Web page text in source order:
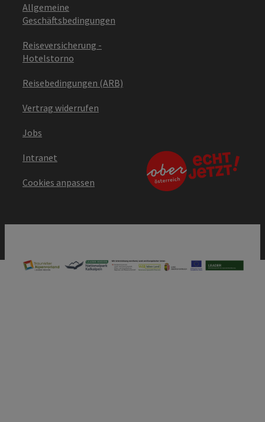
Allgemeine
Geschäftsbedingungen
Reiseversicherung -
Hotelstorno
Reisebedingungen (ARB)
Vertrag widerrufen
Jobs
Intranet
Cookies anpassen